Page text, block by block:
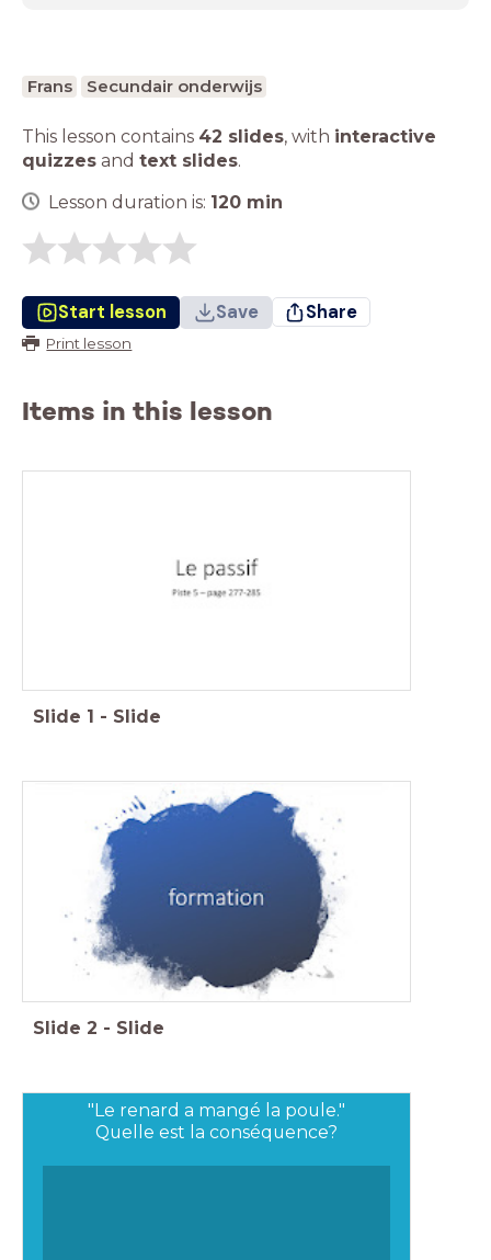
Frans Secundair onderwijs
This lesson contains 42 slides, with interactive
quizzes and text slides.
Lesson duration is: 120 min
Start lesson Save Share
Print lesson
Items in this lesson
Slide 1 - Slide
Slide 2 - Slide
"Le renard a mangé la poule."
Quelle est la conséquence?